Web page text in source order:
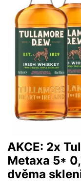
AKCE: 2x
Metaxa 5*
dvěma